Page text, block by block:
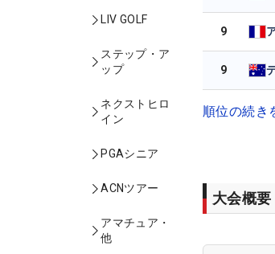
LIV GOLF
ステップ・ア
ップ
ネクストヒロ
イン
PGAシニア
ACNツアー
アマチュア・
他
9
9
順位の続き
大会概